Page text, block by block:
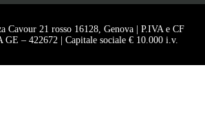
Cavour 21 rosso 16128, Genova | P.IVA e CF
GE – 422672 | Capitale sociale € 10.000 i.v.